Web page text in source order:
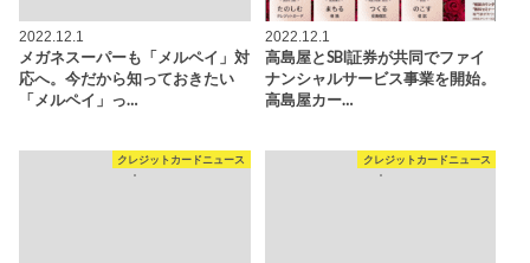
2022.12.1
メガネスーパーも「メルペイ」対
応へ。今だから知っておきたい
「メルペイ」っ…
2022.12.1
高島屋とSBI証券が共同でファイ
ナンシャルサービス事業を開始。
高島屋カー…
クレジットカードニュース クレジットカードニュース